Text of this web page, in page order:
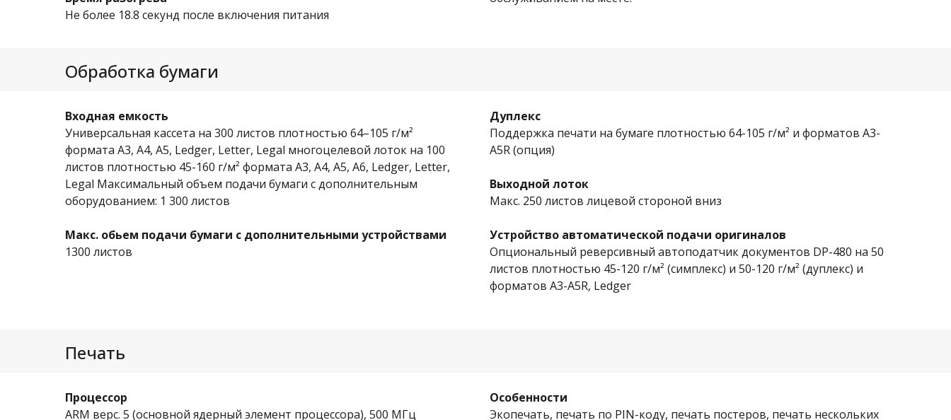
Не более 18.8 секунд после включения питания
Обработка бумаги
Входная емкость
Универсальная кассета на 300 листов плотностью 64–105 г/м²
формата A3, A4, A5, Ledger, Letter, Legal многоцелевой лоток на 100
листов плотностью 45-160 г/м² формата А3, А4, А5, A6, Ledger, Letter,
Legal Максимальный объем подачи бумаги с дополнительным
оборудованием: 1 300 листов
Макс. обьем подачи бумаги с дополнительными устройствами
1300 листов
Дуплекс
Поддержка печати на бумаге плотностью 64-105 г/м² и форматов A3-
A5R (опция)
Выходной лоток
Макс. 250 листов лицевой стороной вниз
Устройство автоматической подачи оригиналов
Опциональный реверсивный автоподатчик документов DP-480 на 50
листов плотностью 45-120 г/м² (симплекс) и 50-120 г/м² (дуплекс) и
форматов A3-A5R, Ledger
Печать
Процессор
ARM верс. 5 (основной ядерный элемент процессора), 500 МГц
Особенности
Экопечать, печать по PIN-коду, печать постеров, печать нескольких